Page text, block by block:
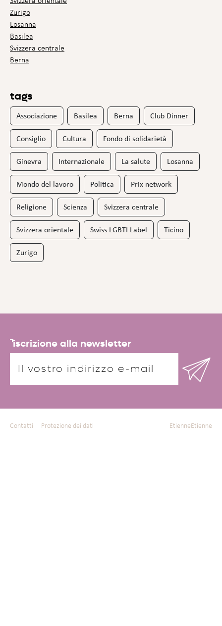
Zurigo
Losanna
Basilea
Svizzera centrale
Berna
tags
Associazione Basilea Berna Club Dinner
Consiglio Cultura Fondo di solidarietà
Ginevra Internazionale La salute Losanna
Mondo del lavoro Politica Prix network
Religione Scienza Svizzera centrale
Svizzera orientale Swiss LGBTI Label Ticino
Zurigo
iscrizione alla newsletter
Contatti Protezione dei dati EtienneEtienne